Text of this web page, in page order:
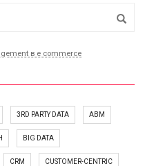
в e commerce
3RD PARTY DATA ABM
BIG DATA
CRM CUSTOMER-CENTRIC